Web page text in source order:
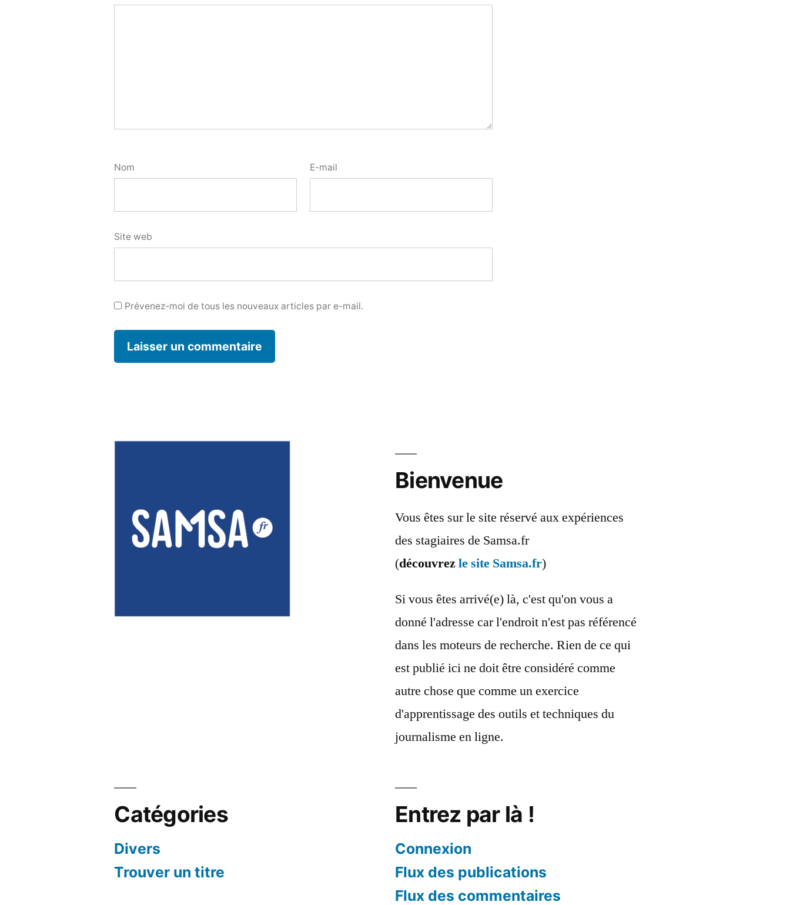
Nom E-mail
Site web
Prévenez-moi de tous les nouveaux articles par e-mail.
Bienvenue
Vous êtes sur le site réservé aux expériences
des stagiaires de Samsa.fr
(découvrezle site Samsa.fr)
Si vous êtes arrivé(e) là, c'est qu'on vous a
donné l'adresse car l'endroit n'est pas référencé
dans les moteurs de recherche. Rien de ce qui
est publié ici ne doit être considéré comme
autre chose que comme un exercice
d'apprentissage des outils et techniques du
journalisme en ligne.
Catégories
Divers
Trouver un titre
Entrez par là !
Connexion
Flux des publications
Flux des commentaires